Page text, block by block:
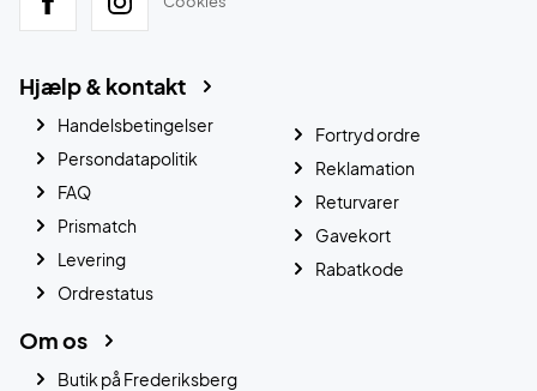
Hjælp & kontakt
Handelsbetingelser
Persondatapolitik
FAQ
Prismatch
Levering
Ordrestatus
Fortryd ordre
Reklamation
Returvarer
Gavekort
Rabatkode
Om os
Butik på Frederiksberg